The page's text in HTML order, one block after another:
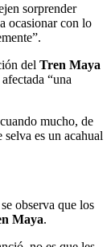
sorprender
ocasionar con lo
del Tren Maya
“una
mucho, de
es un acahual
observa que los
Maya.